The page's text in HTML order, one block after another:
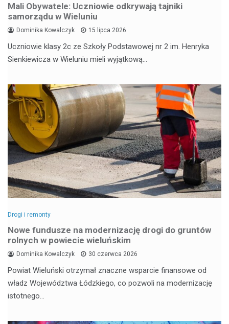
Mali Obywatele: Uczniowie odkrywają tajniki
samorządu w Wieluniu
Dominika Kowalczyk 15 lipca 2026
Uczniowie klasy 2c ze Szkoły Podstawowej nr 2 im. Henryka
Sienkiewicza w Wieluniu mieli wyjątkową…
Drogi i remonty
Nowe fundusze na modernizację drogi do gruntów
rolnych w powiecie wieluńskim
Dominika Kowalczyk 30 czerwca 2026
Powiat Wieluński otrzymał znaczne wsparcie finansowe od
władz Województwa Łódzkiego, co pozwoli na modernizację
istotnego…